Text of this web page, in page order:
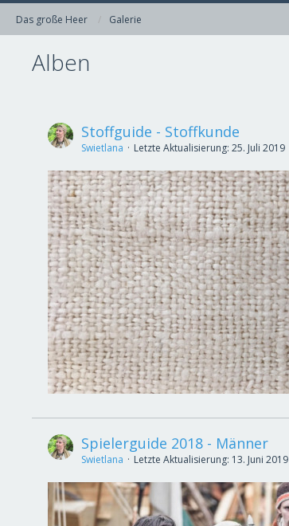
Das große Heer Galerie
Alben
Stoffguide - Stoffkunde
Swietlana Letzte Aktualisierung: 25. Juli 2019
Spielerguide 2018 - Männer
Swietlana Letzte Aktualisierung: 13. Juni 2019